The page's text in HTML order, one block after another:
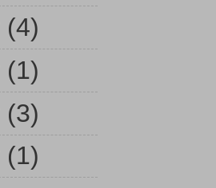
(4)
(1)
(3)
(1)